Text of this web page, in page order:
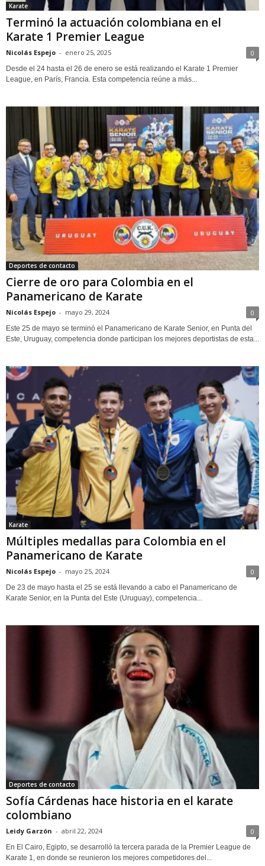
Karate
Terminó la actuación colombiana en el
Karate 1 Premier League
Nicolás Espejo - enero 25, 2025 0
Desde el 24 hasta el 26 de enero se está realizando el Karate 1 Premier
League, en París, Francia. Esta competencia reúne a más...
Deportes de contacto
Cierre de oro para Colombia en el
Panamericano de Karate
Nicolás Espejo - mayo 29, 2024 0
Este 25 de mayo se terminó el Panamericano de Karate Senior, en Punta del
Este, Uruguay, competencia donde participan los mejores deportistas de esta...
Karate
Múltiples medallas para Colombia en el
Panamericano de Karate
Nicolás Espejo - mayo 25, 2024 0
De 23 de mayo hasta el 25 se está llevando a cabo el Panamericano de
Karate Senior, en la Punta del Este (Uruguay), competencia...
Deportes de contacto
Sofía Cárdenas hace historia en el karate
colombiano
Leidy Garzón - abril 22, 2024 0
En El Cairo, Egipto, se desarrolló la tercera parada de la Premier League de
Karate 1, en donde se reunieron los mejores competidores del...